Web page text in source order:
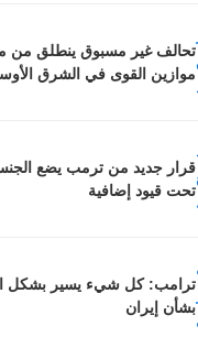
تحالف غير مسبوق ينطلق من
موازين القوى في الشرق
قرار جديد من ترمب يضع
تحت قيود إضافية
ترامب: كل شيء يسير بشكل
بشأن إيران